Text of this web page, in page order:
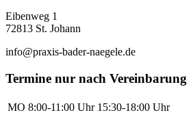
Eibenweg 1
72813 St. Johann
info@praxis-bader-naegele.de
Termine nur nach Vereinbarung
MO 8:00-11:00 Uhr 15:30-18:00 Uhr